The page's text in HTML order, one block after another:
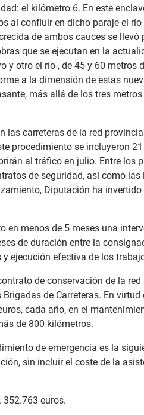
el kilómetro 6. En este
al confluir en dicho paraje el
de ambos cauces se llevó
que se ejecutan en la
y otro el río-, de 45 y 60 metros
a la dimensión de estas
más allá de los tres
las carreteras de la red
procedimiento se incluyeron
al tráfico en julio. Entre los
de seguridad, así como las
Diputación ha invertido
en menos de 5 meses una
de duración entre la
ejecución efectiva de los
de conservación de la
de Carreteras. En virtud
cada año, en el
de 800 kilómetros.
de emergencia es la
sin incluir el coste de la
352.763 euros.